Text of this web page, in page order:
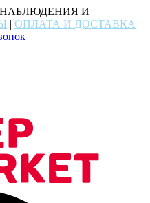
И
| ОПЛАТА И ДОСТАВКА